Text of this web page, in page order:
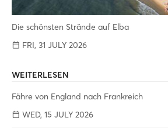
Die schönsten Strände auf Elba
FRI, 31 JULY 2026
WEITERLESEN
Fähre von England nach Frankreich
WED, 15 JULY 2026